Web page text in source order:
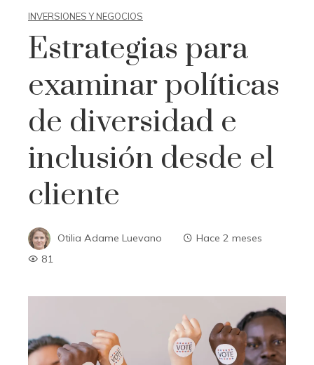
INVERSIONES Y NEGOCIOS
Estrategias para
examinar políticas
de diversidad e
inclusión desde el
cliente
Otilia Adame Luevano
Hace 2 meses
81